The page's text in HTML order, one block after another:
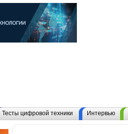
Тесты цифровой техники Интервью